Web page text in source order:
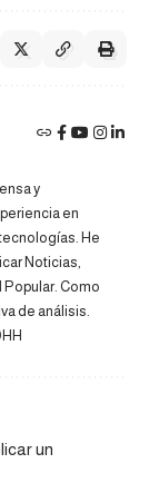
y
en
He
Noticias,
Como
de análisis.
un